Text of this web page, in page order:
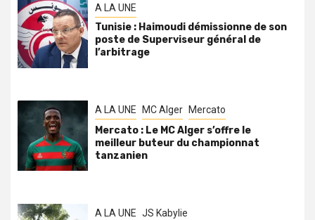
A LA UNE
Tunisie : Haimoudi démissionne de son
poste de Superviseur général de
l’arbitrage
A LA UNE MC Alger Mercato
Mercato : Le MC Alger s’offre le
meilleur buteur du championnat
tanzanien
A LA UNE JS Kabylie